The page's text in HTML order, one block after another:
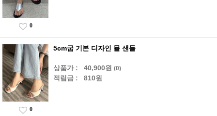
0
5cm굽 기본 디자인 뮬 샌들
상품가 : 40,900원 (0)
적립금 : 810원
0